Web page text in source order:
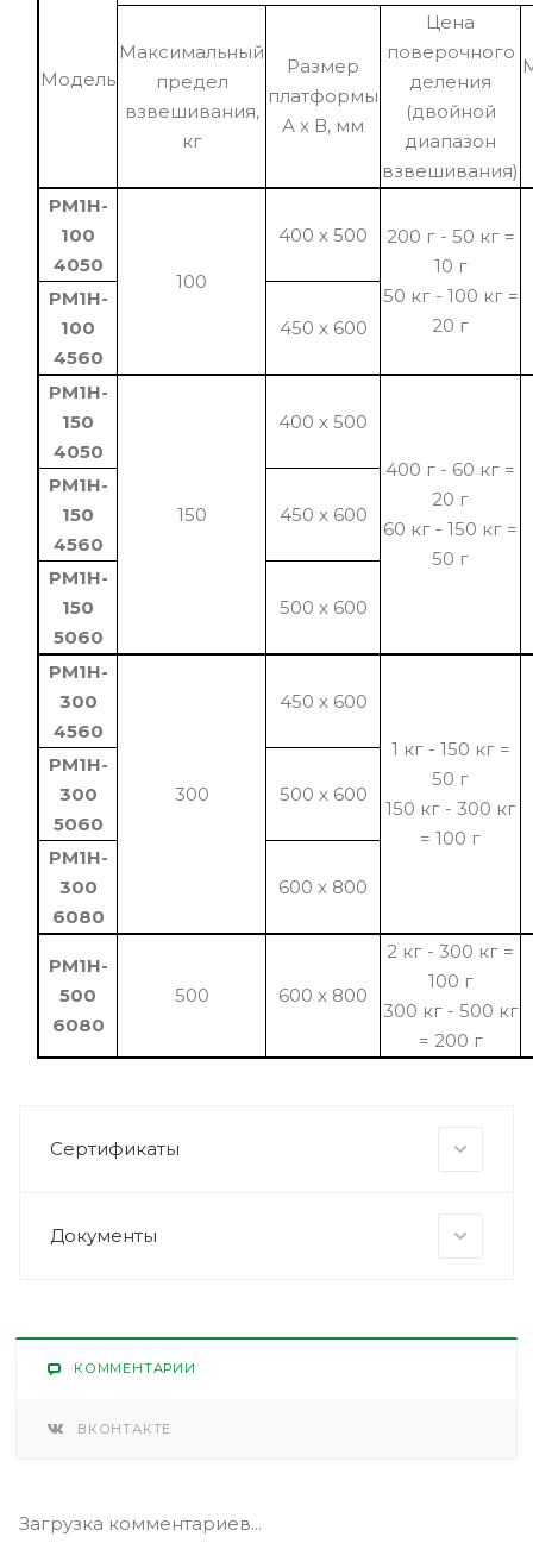
Модель
Максимальный
предел
взвешивания,
кг
Размер
платформы
А х В, мм
Цена
поверочного
деления
(двойной
диапазон
взвешивания)
PM1H-
100
4050
100
400 х 500
200 г - 50 кг =
10 г
50 кг - 100 кг =
20 г
PM1H-
100
4560
450 x 600
PM1H-
150
4050
150
400 х 500
400 г - 60 кг =
20 г
60 кг - 150 кг =
50 г
PM1H-
150
4560
450 x 600
PM1H-
150
5060
500 x 600
PM1H-
300
4560
300
450 x 600
1 кг - 150 кг =
50 г
150 кг - 300 кг
= 100 г
PM1H-
300
5060
500 x 600
PM1H-
300
6080
600 x 800
PM1H-
500
6080
500 600 x 800
2 кг - 300 кг =
100 г
300 кг - 500 кг
= 200 г
Сертификаты
Документы
КОММЕНТАРИИ
ВКОНТАКТЕ
Загрузка комментариев...